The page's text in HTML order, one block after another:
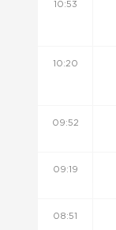
10:53
10:20
09:52
09:19
08:51